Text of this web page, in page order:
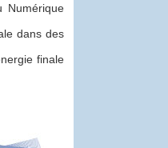
Numérique
dans des
finale